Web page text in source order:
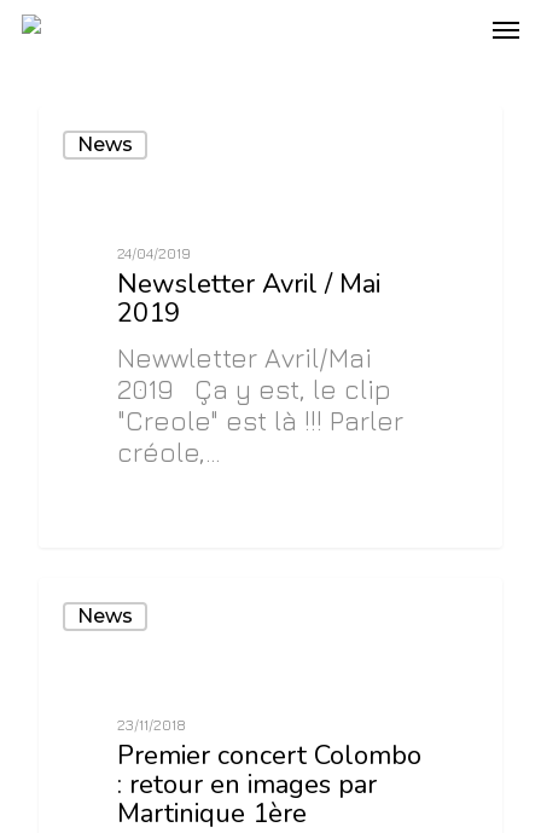
News
24/04/2019
Newsletter Avril / Mai
2019
Newwletter Avril/Mai
2019 Ça y est, le clip
"Creole" est là !!! Parler
créole,…
News
23/11/2018
Premier concert Colombo
: retour en images par
Martinique 1ère